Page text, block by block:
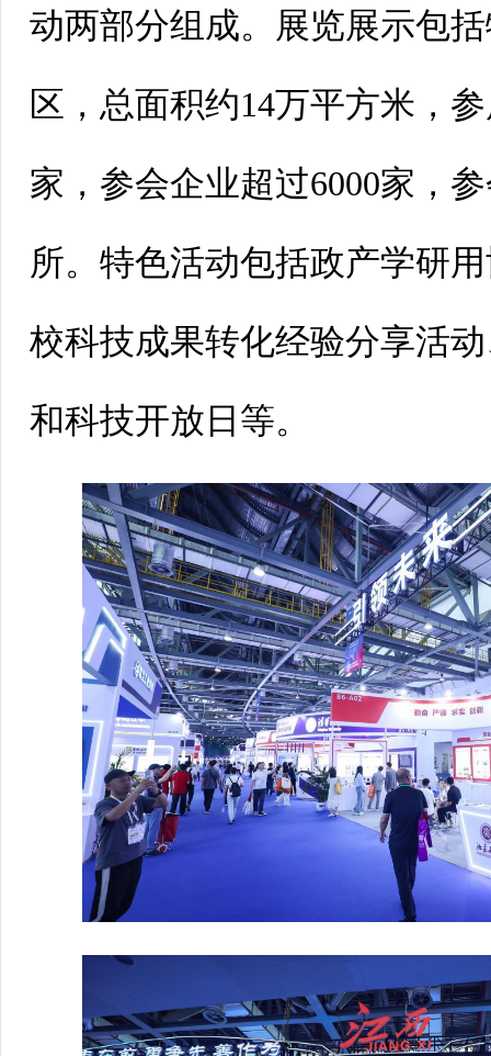
动两部分组成。展览展示包
区，总面积约14万平方米，
家，参会企业超过6000家，
所。特色活动包括政产学研
校科技成果转化经验分享活
和科技开放日等。